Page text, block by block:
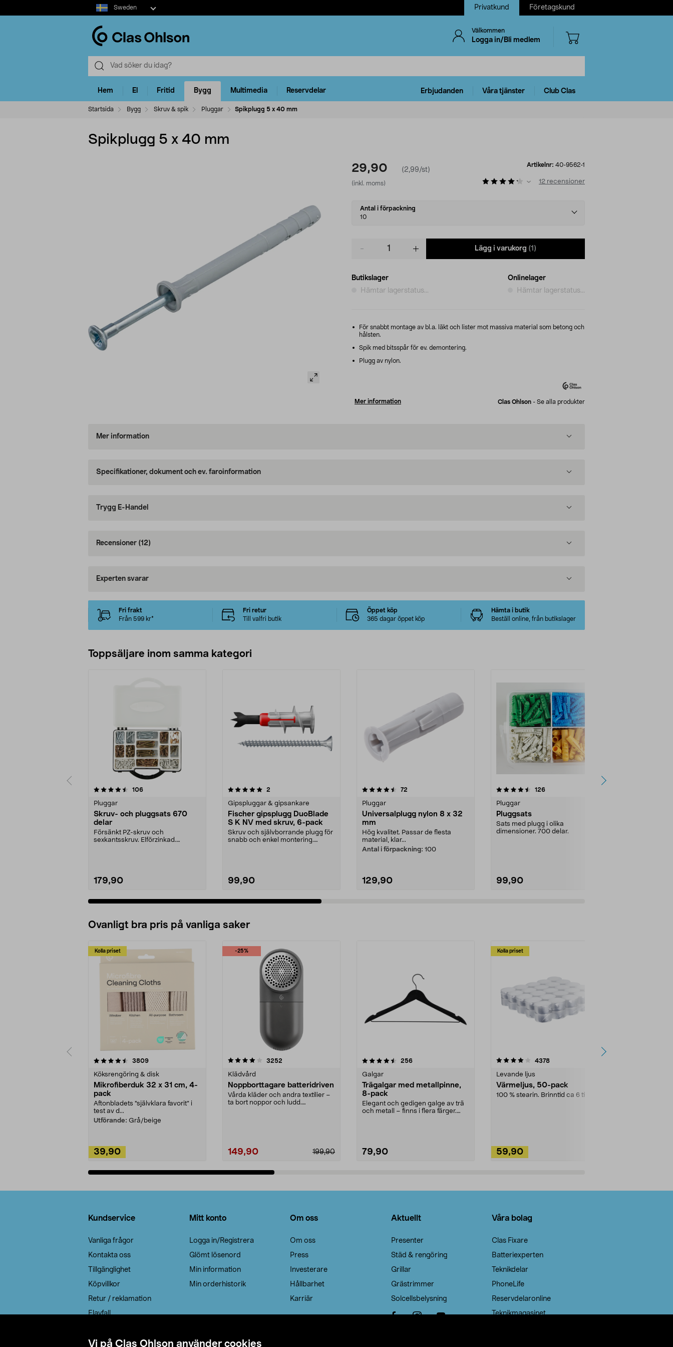
Vi på Clas Ohlson använder cookies
Select
market
Sweden Privatkund Företagskund
Välkommen
Logga in/Bli medlem
Hem El Fritid Bygg Multimedia Reservdelar Erbjudanden Våra tjänster Club Clas
Startsida Bygg Skruv & spik Pluggar Spikplugg 5 x 40 mm
Spikplugg 5 x 40 mm
29,90 (2,99/st)
(inkl. moms)
Artikelnr: 40-9562-1
12 recensioner
Select
variant
Antal i förpackning
10
Lägg i varukorg (1)
Butikslager
Hämtar lagerstatus...
Onlinelager
Hämtar lagerstatus...
För snabbt montage av bl.a. läkt och lister mot massiva material som betong och
hålsten.
Spik med bitsspår för ev. demontering.
Plugg av nylon.
Mer information Clas Ohlson - Se alla produkter
Mer information
Specifikationer, dokument och ev. faroinformation
Trygg E-Handel
Recensioner (12)
Experten svarar
Fri frakt
Från 599 kr*
Fri retur
Till valfri butik
Öppet köp
365 dagar öppet köp
Hämta i butik
Beställ online, från butikslager
Toppsäljare inom samma kategori
106recensioner
Pluggar
Skruv- och pluggsats 670
delar
Försänkt PZ-skruv och
sexkantsskruv. Elförzinkad.
179,90
5.0 av 5 stjärnor 2
Gipspluggar & gipsankare
Fischer gipsplugg DuoBlade
S K NV med skruv, 6-pack
Skruv och självborrande plugg för
snabb och enkel montering.
99,90
4.5 av 5 stjärnor 72
Pluggar
Universalplugg nylon 8 x 32
mm
Hög kvalitet. Passar de flesta
material, klar...
Antal i förpackning: 100
129,90
4.5 av 5 stjärnor 126recensioner
Pluggar
Pluggsats
Sats med plugg i olika
dimensioner. 700 delar.
99,90
4.0 av 5 stjärnor
Ovanligt bra pris på vanliga saker
Kolla priset
3809recensioner
Köksrengöring & disk
Mikrofiberduk 32 x 31 cm, 4-
pack
Aftonbladets "självklara favorit” i
test av d...
Utförande: Grå/beige
39,90
-25%
4.0av 5 stjärnor 3252
Klädvård
Noppborttagare batteridriven
Vårda kläder och andra textilier –
ta bort noppor och ludd.
199,90
149,90
4.5av 5 stjärnor 256recensioner
Galgar
Trägalgar med metallpinne,
8-pack
Elegant och gedigen galge av trä
och metall – finns i flera färger.
79,90
Kolla priset
4.0av 5 stjärnor 4378recensioner
Levande ljus
Värmeljus, 50-pack
100 % stearin. Brinntid ca 6 tim.
59,90
4.5av 5 stjärnor
Kundservice
Vanliga frågor
Kontakta oss
Tillgänglighet
Köpvillkor
Retur / reklamation
Elavfall
Leveransalternativ
Mitt konto
Logga in/Registrera
Glömt lösenord
Min information
Min orderhistorik
Om oss
Om oss
Press
Investerare
Hållbarhet
Karriär
Aktuellt
Presenter
Städ & rengöring
Grillar
Grästrimmer
Solcellsbelysning
Våra bolag
Clas Fixare
Batteriexperten
Teknikdelar
PhoneLife
Reservdelaronline
Teknikmagasinet